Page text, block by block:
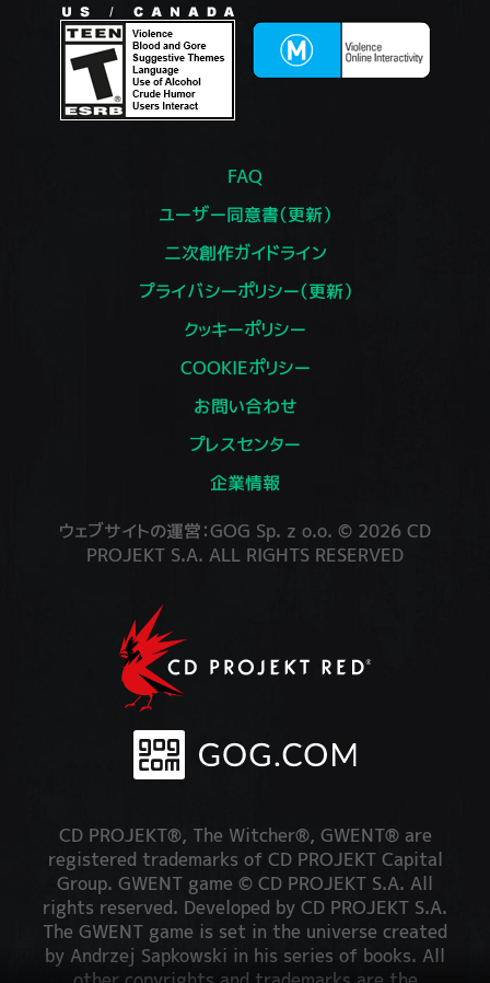
FAQ
ユーザー同意書（更新）
二次創作ガイドライン
プライバシーポリシー（更新）
クッキーポリシー
COOKIEポリシー
お問い合わせ
プレスセンター
企業情報
ウェブサイトの運営：GOG Sp. z o.o. © 2026 CD
PROJEKT S.A. ALL RIGHTS RESERVED
CD PROJEKT®, The Witcher®, GWENT® are
registered trademarks of CD PROJEKT Capital
Group. GWENT game © CD PROJEKT S.A. All
rights reserved. Developed by CD PROJEKT S.A.
The GWENT game is set in the universe created
by Andrzej Sapkowski in his series of books. All